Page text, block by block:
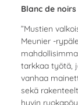
Blanc de
”Mustien
Meunier -
tarkkaa työtä,
vanhaa
sekä
hyvin